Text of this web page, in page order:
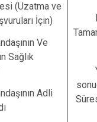
(Uzatma ve
İçin)
Ve
Sağlık
Adli